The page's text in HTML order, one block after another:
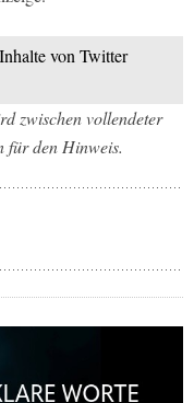
von Twitter
zwischen vollendeter
für den Hinweis.